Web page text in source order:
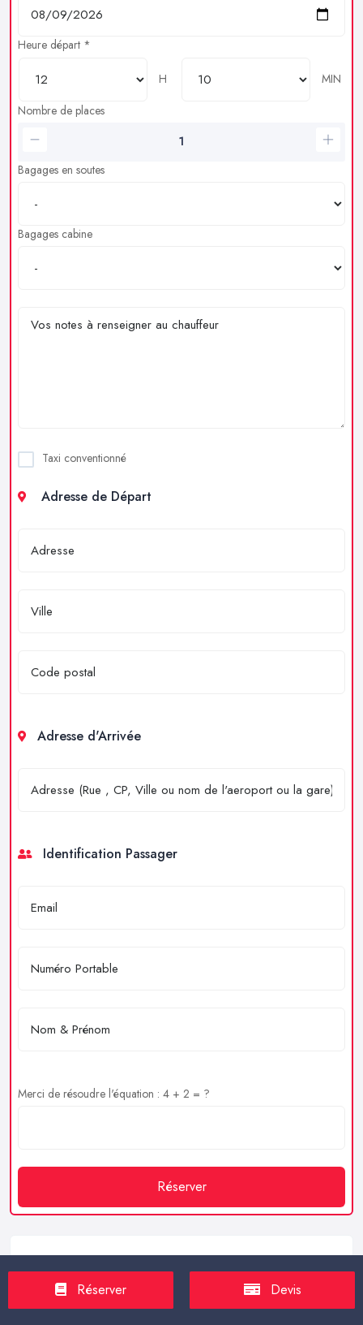
Heure départ *
H
MIN
Nombre de places
Bagages en soutes
Bagages cabine
Taxi conventionné
Adresse de Départ
Adresse d'Arrivée
Identification Passager
Merci de résoudre l'équation : 4 + 2 = ?
Réserver
Service client
https://proxilive.fr
Réserver Devis